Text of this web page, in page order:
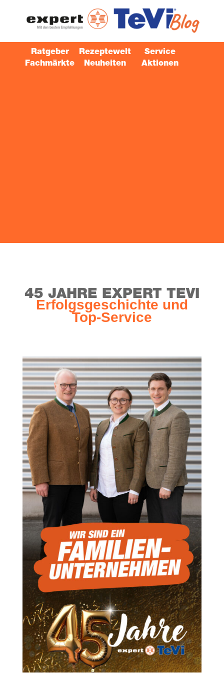
Ratgeber Rezeptewelt
Service
Fachmärkte
Neuheiten Aktionen
45 JAH­RE EXPERT TEVI
Erfolgs­ge­schich­te und
Top-Service